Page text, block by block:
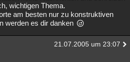
wichtigen Thema.
am besten nur zu konstruktiven
werden es dir danken
21.07.2005 um 23:07